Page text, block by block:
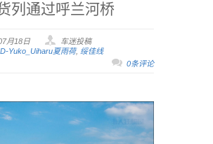
列通过呼兰河桥
月18日
车迷投稿
Yuko_Uiharu夏雨荷, 绥佳线
0条评论